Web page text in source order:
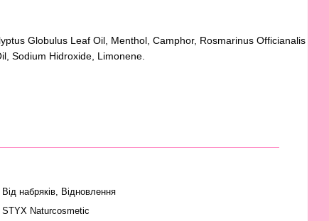
Globulus Leaf Oil, Menthol, Camphor, Rosmarinus Officianalis
Sodium Hidroxide, Limonene.
Від набряків, Відновлення
STYX Naturcosmetic